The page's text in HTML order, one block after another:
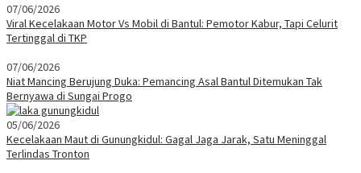
07/06/2026
Viral Kecelakaan Motor Vs Mobil di Bantul: Pemotor Kabur, Tapi Celurit
Tertinggal di TKP
07/06/2026
Niat Mancing Berujung Duka: Pemancing Asal Bantul Ditemukan Tak
Bernyawa di Sungai Progo
05/06/2026
Kecelakaan Maut di Gunungkidul: Gagal Jaga Jarak, Satu Meninggal
Terlindas Tronton